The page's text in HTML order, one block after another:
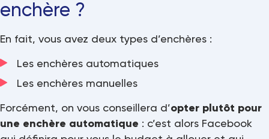
enchère ?
En fait, vous avez deux types d’enchères :
Les enchères automatiques
Les enchères manuelles
Forcément, on vous conseillera d’opter plutôt pour
une enchère automatique : c’est alors Facebook